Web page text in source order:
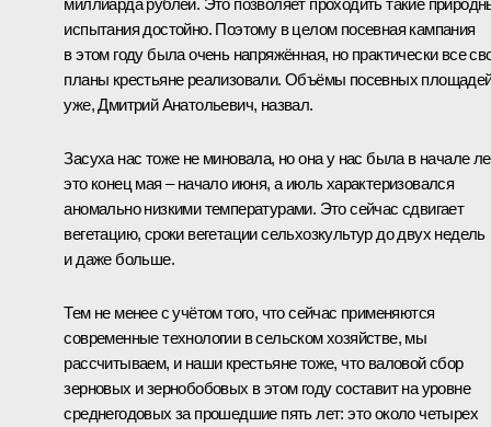
испытания достойно. Поэтому в целом посевная кампания
в этом году была очень напряжённая, но практически все
планы крестьяне реализовали. Объёмы посевных
уже, Дмитрий Анатольевич, назвал.
Засуха нас тоже не миновала, но она у нас была в начале
это конец мая – начало июня, а июль характеризовался
аномально низкими температурами. Это сейчас сдвигает
вегетацию, сроки вегетации сельхозкультур до двух недель
и даже больше.
Тем не менее с учётом того, что сейчас применяются
современные технологии в сельском хозяйстве, мы
рассчитываем, и наши крестьяне тоже, что валовой сбор
зерновых и зернобобовых в этом году составит на уровне
среднегодовых за прошедшие пять лет: это около четырех